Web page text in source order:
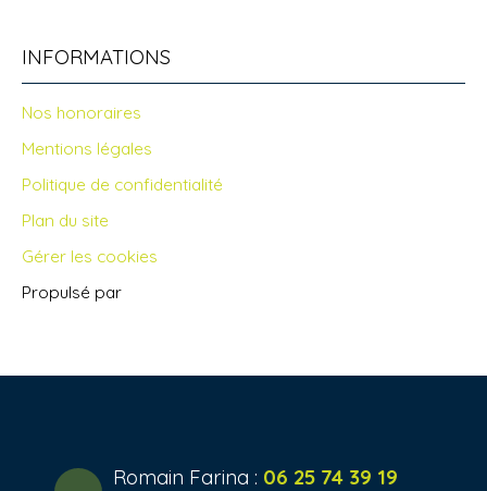
INFORMATIONS
Nos honoraires
Mentions légales
Politique de confidentialité
Plan du site
Gérer les cookies
Propulsé par
Romain Farina : 06 25 74 39 19